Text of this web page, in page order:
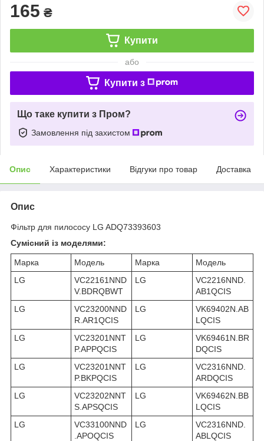
165 ₴
Купити
або
Купити з
Що таке купити з Пром?
Замовлення під захистом
Опис Характеристики Відгуки про товар Доставка
Опис
Фільтр для пилососу LG ADQ73393603
Сумісний із моделями:
Марка Модель Марка
Модель
LG
VC22161NND
V.BDRQBWT
LG
VC2216NND.
AB1QCIS
LG
VC23200NND
R.AR1QCIS
LG
VK69402N.AB
LQCIS
LG
VC23201NNT
P.APPQCIS
LG
VK69461N.BR
DQCIS
LG
VC23201NNT
P.BKPQCIS
LG
VC2316NND.
ARDQCIS
LG
VC23202NNT
S.APSQCIS
LG
VK69462N.BB
LQCIS
LG
VC33100NND
.APOQCIS
LG
VC2316NND.
ABLQCIS